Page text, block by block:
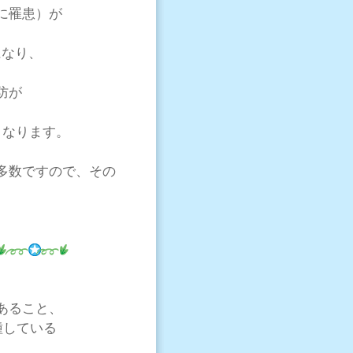
罹患）が
り、
が
ります。
数ですので、その
こと、
ている